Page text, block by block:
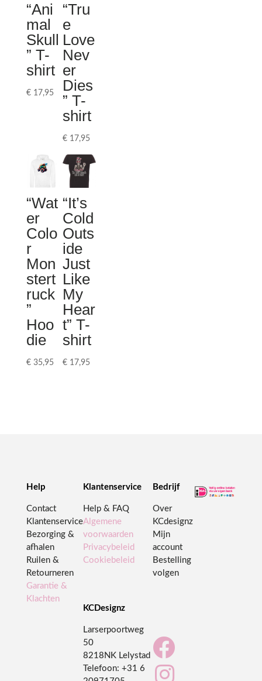
“Ani
mal
Skull
” T-
shirt
€17,95
“Tru
e
Love
Nev
er
Dies
” T-
shirt
€17,95
“Wat
er
Colo
r
Mon
stert
ruck
”
Hoo
die
€35,95
“It’s
Cold
Outs
ide
Just
Like
My
Hear
t” T-
shirt
€17,95
Help
Contact
Klantenservice
Bezorging &
afhalen
Ruilen &
Retourneren
Garantie &
Klachten
Klantenservice
Help & FAQ
Algemene
voorwaarden
Privacybeleid
Cookiebeleid
KCDesignz
Larserpoortweg
50
8218NK Lelystad
Telefoon: +31 6
Bedrijf
Over
KCdesignz
Mijn
account
Bestelling
volgen

